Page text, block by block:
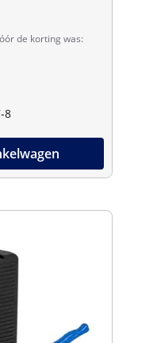
de korting was:
8